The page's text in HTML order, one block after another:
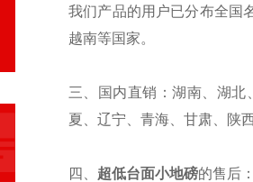
我们产品的用户已分布全国
越南等国家。
三、国内直销：湖南、湖
夏、辽宁、青海、甘肃、陕
四、 超低台面小地磅的售后